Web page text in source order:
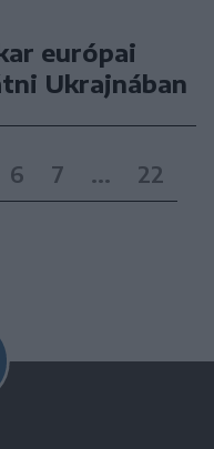
európai
Ukrajnában
6 7 ... 22